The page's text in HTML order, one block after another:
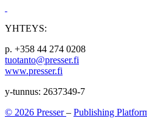
YHTEYS:
p. +358 44 274 0208
tuotanto@presser.fi
www.presser.fi
y-tunnus: 2637349-7
© 2026 Presser– Publishing